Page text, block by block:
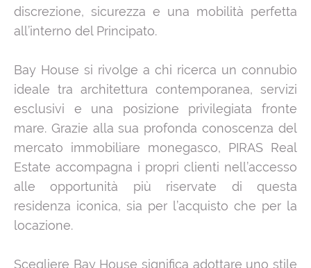
discrezione, sicurezza e una mobilità perfetta
all’interno del Principato.
Bay House si rivolge a chi ricerca un connubio
ideale tra architettura contemporanea, servizi
esclusivi e una posizione privilegiata fronte
mare. Grazie alla sua profonda conoscenza del
mercato immobiliare monegasco, PIRAS Real
Estate accompagna i propri clienti nell’accesso
alle opportunità più riservate di questa
residenza iconica, sia per l’acquisto che per la
locazione.
Scegliere Bay House significa adottare uno stile